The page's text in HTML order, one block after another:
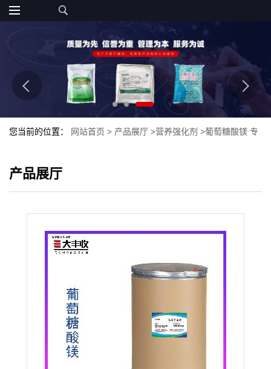
您当前的位置： 网站首页 > 产品展厅 >营养强化剂 >葡萄糖酸镁 专
产品展厅